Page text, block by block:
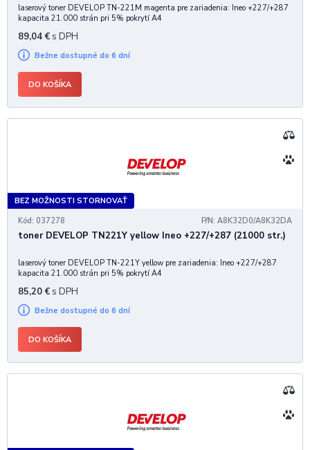
laserový toner DEVELOP TN-221M magenta pre zariadenia: Ineo +227/+287
kapacita 21.000 strán pri 5% pokrytí A4
89,04 € s DPH
Bežne dostupné do 6 dní
DO KOŠÍKA
BEZ MOŽNOSTI STORNOVAŤ
Kód: 037278
P/N: A8K32D0/A8K32DA
toner DEVELOP TN221Y yellow Ineo +227/+287 (21000 str.)
laserový toner DEVELOP TN-221Y yellow pre zariadenia: Ineo +227/+287
kapacita 21.000 strán pri 5% pokrytí A4
85,20 € s DPH
Bežne dostupné do 6 dní
DO KOŠÍKA